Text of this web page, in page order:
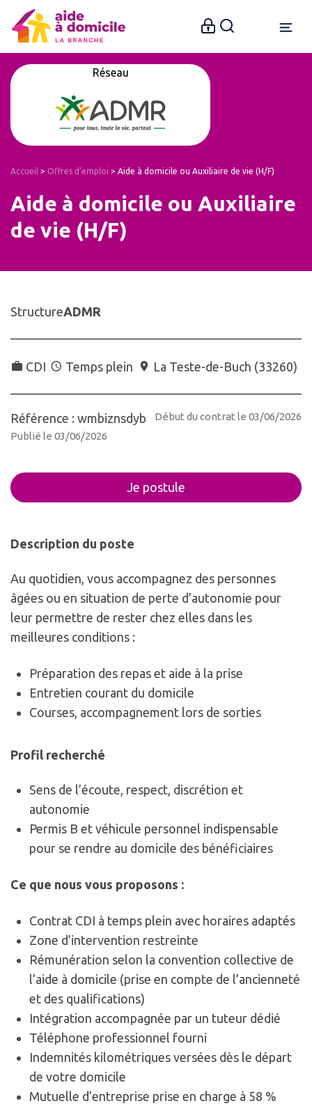
Réseau
Accueil > Offres d’emploi > Aide à domicile ou Auxiliaire de vie (H/F)
Aide à domicile ou Auxiliaire
de vie (H/F)
StructureADMR
CDI Temps plein La Teste-de-Buch (33260)
Référence : wmbiznsdyb
Début du contrat le 03/06/2026
Publié le 03/06/2026
Je postule
Description du poste
Au quotidien, vous accompagnez des personnes
âgées ou en situation de perte d’autonomie pour
leur permettre de rester chez elles dans les
meilleures conditions :
Préparation des repas et aide à la prise
Entretien courant du domicile
Courses, accompagnement lors de sorties
Profil recherché
Sens de l’écoute, respect, discrétion et
autonomie
Permis B et véhicule personnel indispensable
pour se rendre au domicile des bénéficiaires
Ce que nous vous proposons :
Contrat CDI à temps plein avec horaires adaptés
Zone d’intervention restreinte
Rémunération selon la convention collective de
l’aide à domicile (prise en compte de l’ancienneté
et des qualifications)
Intégration accompagnée par un tuteur dédié
Téléphone professionnel fourni
Indemnités kilométriques versées dès le départ
de votre domicile
Mutuelle d’entreprise prise en charge à 58 %